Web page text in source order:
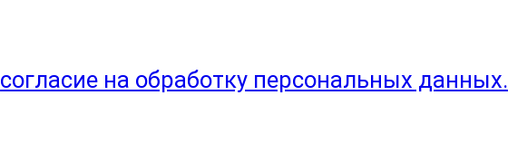
согласие на обработку персональных данных.